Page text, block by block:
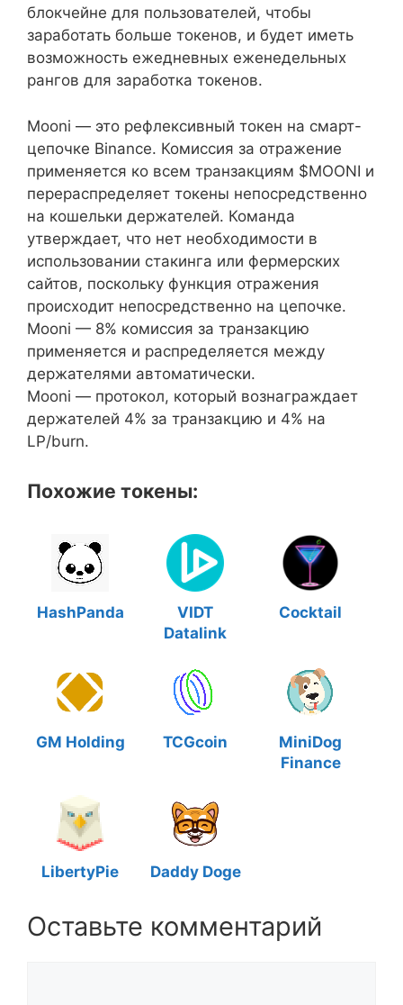
блокчейне для пользователей, чтобы
заработать больше токенов, и будет иметь
возможность ежедневных еженедельных
рангов для заработка токенов.
Mooni — это рефлексивный токен на смарт-
цепочке Binance. Комиссия за отражение
применяется ко всем транзакциям $MOONI и
перераспределяет токены непосредственно
на кошельки держателей. Команда
утверждает, что нет необходимости в
использовании стакинга или фермерских
сайтов, поскольку функция отражения
происходит непосредственно на цепочке.
Mooni — 8% комиссия за транзакцию
применяется и распределяется между
держателями автоматически.
Mooni — протокол, который вознаграждает
держателей 4% за транзакцию и 4% на
LP/burn.
Похожие токены:
HashPanda
VIDT
Datalink
Cocktail
GM Holding TCGcoin
MiniDog
Finance
LibertyPie Daddy Doge
Оставьте комментарий